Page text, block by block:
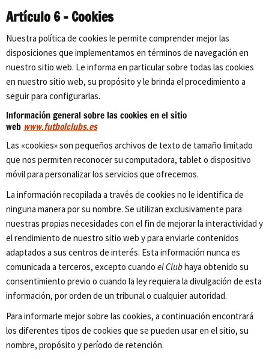
Artículo 6 – Cookies
Nuestra política de cookies le permite comprender mejor las
disposiciones que implementamos en términos de navegación en
nuestro sitio web. Le informa en particular sobre todas las cookies
en nuestro sitio web, su propósito y le brinda el procedimiento a
seguir para configurarlas.
Información general sobre las cookies en el sitio
web www.futbolclubs.es
Las «cookies» son pequeños archivos de texto de tamaño limitado
que nos permiten reconocer su computadora, tablet o dispositivo
móvil para personalizar los servicios que ofrecemos.
La información recopilada a través de cookies no le identifica de
ninguna manera por su nombre. Se utilizan exclusivamente para
nuestras propias necesidades con el fin de mejorar la interactividad y
el rendimiento de nuestro sitio web y para enviarle contenidos
adaptados a sus centros de interés. Esta información nunca es
comunicada a terceros, excepto cuando el Clubhaya obtenido su
consentimiento previo o cuando la ley requiera la divulgación de esta
información, por orden de un tribunal o cualquier autoridad.
Para informarle mejor sobre las cookies, a continuación encontrará
los diferentes tipos de cookies que se pueden usar en el sitio, su
nombre, propósito y período de retención.